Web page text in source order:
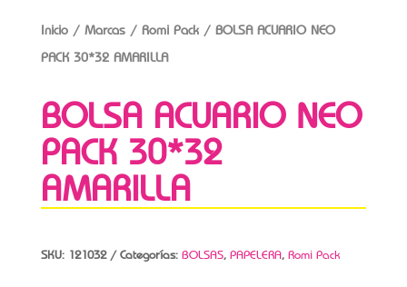
Inicio/ Marcas/ Romi Pack/ BOLSA ACUARIO NEO
PACK 30*32 AMARILLA
BOLSA ACUARIO NEO
PACK 30*32
AMARILLA
SKU: 121032 Categorías: BOLSAS, PAPELERA, Romi Pack